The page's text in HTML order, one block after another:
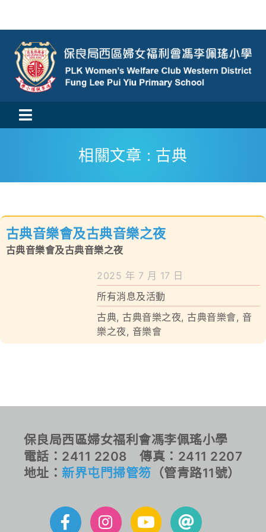
content
Toggle
Navigation
校風及學生支援
相關文章 : 古典
古典音樂會及古典音樂之夜
古典音樂會及古典音樂之夜
2025 年 7 月 17 日
所有消息及活動
古典, 古典音樂之夜, 古典音樂會, 音
樂之夜, 音樂會
保良局西區婦女福利會馮李佩瑤小學
電話：2411 2208 傳真：2411 2207
地址： 新界屯門掃管笏 （管青路11號）